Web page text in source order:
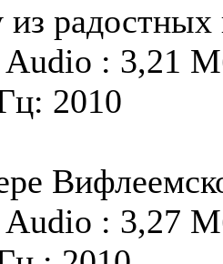
радостных
: 3,21
2010
: 3,27